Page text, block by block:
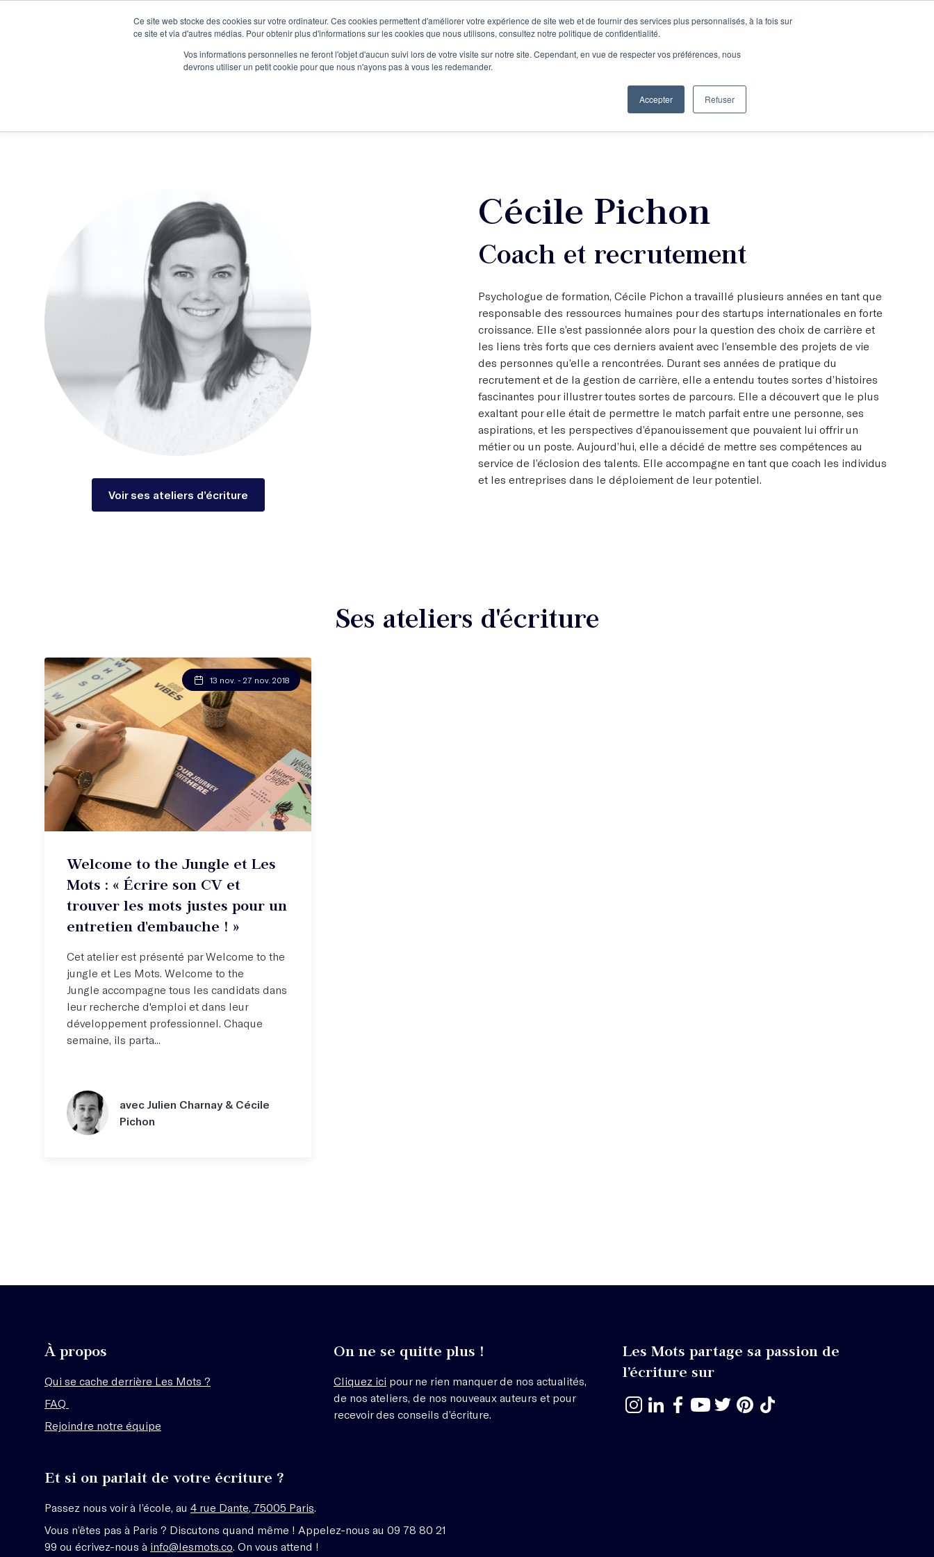
Ce site web stocke des cookies sur votre ordinateur. Ces cookies permettent d'améliorer votre expérience de site web et de fournir des services plus personnalisés, à la fois sur
ce site et via d'autres médias. Pour obtenir plus d'informations sur les cookies que nous utilisons, consultez notre politique de confidentialité.
Vos informations personnelles ne feront l'objet d'aucun suivi lors de votre visite sur notre site. Cependant, en vue de respecter vos préférences, nous
devrons utiliser un petit cookie pour que nous n'ayons pas à vous les redemander.
Accepter Refuser
Je participe à une session d’information Le podcast L'infolettre Se connecter Je découvre les ateliers
Entreprises
Voir ses ateliers d’écriture
Cécile Pichon
Coach et recrutement
Psychologue de formation, Cécile Pichon a travaillé plusieurs années en tant que
responsable des ressources humaines pour des startups internationales en forte
croissance. Elle s’est passionnée alors pour la question des choix de carrière et
les liens très forts que ces derniers avaient avec l’ensemble des projets de vie
des personnes qu’elle a rencontrées. Durant ses années de pratique du
recrutement et de la gestion de carrière, elle a entendu toutes sortes d’histoires
fascinantes pour illustrer toutes sortes de parcours. Elle a découvert que le plus
exaltant pour elle était de permettre le match parfait entre une personne, ses
aspirations, et les perspectives d’épanouissement que pouvaient lui offrir un
métier ou un poste. Aujourd’hui, elle a décidé de mettre ses compétences au
service de l’éclosion des talents. Elle accompagne en tant que coach les individus
et les entreprises dans le déploiement de leur potentiel.
Ses ateliers d'écriture
13 nov. - 27 nov. 2018
Welcome to the Jungle et Les
Mots : « Écrire son CV et
trouver les mots justes pour un
entretien d'embauche ! »
Cet atelier est présenté par Welcome to the
jungle et Les Mots. Welcome to the
Jungle accompagne tous les candidats dans
leur recherche d'emploi et dans leur
développement professionnel. Chaque
semaine, ils parta...
avec Julien Charnay & Cécile
Pichon
À propos
Qui se cache derrière Les Mots ?
FAQ
Rejoindre notre équipe
On ne se quitte plus !
Cliquez ici pour ne rien manquer de nos actualités,
de nos ateliers, de nos nouveaux auteurs et pour
recevoir des conseils d’écriture.
Les Mots partage sa passion de
l’écriture sur
Et si on parlait de votre écriture ?
Passez nous voir à l’école, au 4 rue Dante, 75005 Paris
Vous n’êtes pas à Paris ? Discutons quand même ! Appelez-nous au 09 78 80 21
99 ou écrivez-nous à info@lesmots.co . On vous attend !